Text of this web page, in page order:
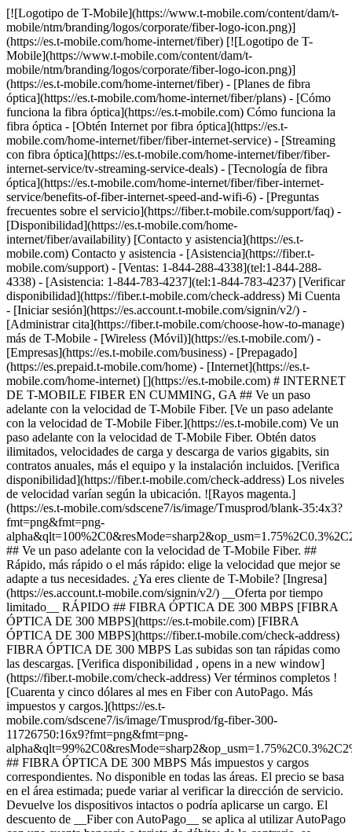
[![Logotipo de T-Mobile](https://www.t-mobile.com/content/dam/t-mobile/ntm/branding/logos/corporate/fiber-logo-icon.png)](https://es.t-mobile.com/home-internet/fiber) [![Logotipo de T-Mobile](https://www.t-mobile.com/content/dam/t-mobile/ntm/branding/logos/corporate/fiber-logo-icon.png)](https://es.t-mobile.com/home-internet/fiber) - [Planes de fibra óptica](https://es.t-mobile.com/home-internet/fiber/plans) - [Cómo funciona la fibra óptica](https://es.t-mobile.com) Cómo funciona la fibra óptica - [Obtén Internet por fibra óptica](https://es.t-mobile.com/home-internet/fiber/fiber-internet-service) - [Streaming con fibra óptica](https://es.t-mobile.com/home-internet/fiber/fiber-internet-service/tv-streaming-service-deals) - [Tecnología de fibra óptica](https://es.t-mobile.com/home-internet/fiber/fiber-internet-service/benefits-of-fiber-internet-speed-and-wifi-6) - [Preguntas frecuentes sobre el servicio](https://fiber.t-mobile.com/support/faq) - [Disponibilidad](https://es.t-mobile.com/home-internet/fiber/availability) [Contacto y asistencia](https://es.t-mobile.com) Contacto y asistencia - [Asistencia](https://fiber.t-mobile.com/support) - [Ventas: 1-844-288-4338](tel:1-844-288-4338) - [Asistencia: 1-844-783-4237](tel:1-844-783-4237) [Verificar disponibilidad](https://fiber.t-mobile.com/check-address) Mi Cuenta - [Iniciar sesión](https://es.account.t-mobile.com/signin/v2/) - [Administrar cita](https://fiber.t-mobile.com/choose-how-to-manage) más de T-Mobile - [Wireless (Móvil)](https://es.t-mobile.com/) - [Empresas](https://es.t-mobile.com/business) - [Prepagado](https://es.prepaid.t-mobile.com/home) - [Internet](https://es.t-mobile.com/home-internet) [](https://es.t-mobile.com) # INTERNET DE T-MOBILE FIBER EN CUMMING, GA ## Ve un paso adelante con la velocidad de T-Mobile Fiber. [Ve un paso adelante con la velocidad de T-Mobile Fiber.](https://es.t-mobile.com) Ve un paso adelante con la velocidad de T-Mobile Fiber. Obtén datos ilimitados, velocidades de carga y descarga de varios gigabits, sin contratos anuales, más el equipo y la instalación incluidos. [Verifica disponibilidad](https://fiber.t-mobile.com/check-address) Los niveles de velocidad varían según la ubicación. ![Rayos magenta.](https://es.t-mobile.com/sdscene7/is/image/Tmusprod/blank-35:4x3?fmt=png&fmt=png-alpha&qlt=100%2C0&resMode=sharp2&op_usm=1.75%2C0.3%2C2%2C0) ## Ve un paso adelante con la velocidad de T-Mobile Fiber. ## Rápido, más rápido o el más rápido: elige la velocidad que mejor se adapte a tus necesidades. ¿Ya eres cliente de T-Mobile? [Ingresa](https://es.account.t-mobile.com/signin/v2/) __Oferta por tiempo limitado__ RÁPIDO ## FIBRA ÓPTICA DE 300 MBPS [FIBRA ÓPTICA DE 300 MBPS](https://es.t-mobile.com) [FIBRA ÓPTICA DE 300 MBPS](https://fiber.t-mobile.com/check-address) FIBRA ÓPTICA DE 300 MBPS Las subidas son tan rápidas como las descargas. [Verifica disponibilidad , opens in a new window](https://fiber.t-mobile.com/check-address) Ver términos completos ![Cuarenta y cinco dólares al mes en Fiber con AutoPago. Más impuestos y cargos.](https://es.t-mobile.com/sdscene7/is/image/Tmusprod/fg-fiber-300-11726750:16x9?fmt=png&fmt=png-alpha&qlt=99%2C0&resMode=sharp2&op_usm=1.75%2C0.3%2C2%2C0) ## FIBRA ÓPTICA DE 300 MBPS Más impuestos y cargos correspondientes. No disponible en todas las áreas. El precio se basa en el área estimada; puede variar al verificar la dirección de servicio. Devuelve los dispositivos intactos o podría aplicarse un cargo. El descuento de __Fiber con AutoPago__ se aplica al utilizar AutoPago con una cuenta bancaria o tarjeta de débito; de lo contrario, se aplicará un cargo de $10 más por línea al mes. Es posible que no se vea reflejado en la primera factura. - ### Funciones y beneficios 100% Internet de fibra óptica Datos ilimitados Enrutador wifi incluido Instalación Incluida Beneficios exclusivos con T-Mobile Tuesdays Obtén un descuento de $10 (se muestra) al inscribirte en AutoPago de Fiber __Obtén un mes por cuenta nuestra__ LA MÁS RÁPIDA ## FIBER 1 GIG [FIBER 1 GIG](https://es.t-mobile.com) [FIBER 1 GIG](https://fiber.t-mobile.com/check-address) FIBER 1 GIG Obtén aún más velocidad y rendimiento en más lugares. [Verifica disponibilidad , opens in a new window](https://fiber.t-mobile.com/check-address) __Mes por cuenta nuestra:__ pasados los primeros 30 días, el plan se renueva automáticamente a la tarifa habitual ($70/mes por 1 Giga), más impuestos y cargos. Ver términos completos ![Sesenta dólares al mes con AutoPago de Fiber; más impuestos y cargos. $70/mes sin el descuento.](https://es.t-mobile.com/sdscene7/is/image/Tmusprod/fg-fiber-1-gig-11726750:16x9?fmt=png&fmt=png-alpha&qlt=99%2C0&resMode=sharp2&op_usm=1.75%2C0.3%2C2%2C0) ## FIBER 1 GIG Más impuestos y cargos aplicables. No disponible en todas las áreas. Precios basados ​​en la ubicación estimada; pueden variar según la dirección de servicio verificada. Devuelve cada dispositivo en perfecto estado; de lo contrario, se podría aplicar un cargo. __Extensor wifi mesh:__ Incluye hasta 1 extensores mesh según sea necesario, en función de la evaluación de un instalador profesional. El descuento de __Fiber con AutoPago__ se aplica al utilizar AutoPago con una cuenta bancaria o tarjeta de débito; de lo contrario, se aplicará un cargo de $10 más por línea al mes. Es posible que no se vea reflejado en la primera factura. __Mes por cuenta nuestra:__ oferta por tiempo limitado; sujeta a cambio. Requiere un plan de 1 Giga (o superior). Si se cancelaron líneas en los últimos 90 días, es posible que primero deban reactivarse. Se puede cancelar en cualquier momento. Máximo de 1 por cuenta. No se puede combinar con ciertas ofertas, descuentos o promociones. - ### Funciones y beneficios 100% Internet de fibra óptica Datos ilimitados Enrutador wifi incluido Instalación Incluida Extensor de red wifi según sea necesario Beneficios exclusivos con T-Mobile Tuesdays Obtén un descuento de $10 (se muestra) al inscribirte en AutoPago de Fiber __Obtén un mes por cuenta nuestra + un reembolso de $100__ LA MÁS RÁPIDA ## FIBER 2 GIG [FIBER 2 GIG](https://es.t-mobile.com) [FIBER 2 GIG](https://fiber.t-mobile.com/check-address) FIBER 2 GIG Administra tu trabajo, entretenimiento y más con nuestras velocidades más rápidas y el wifi más potente. [Verifica disponibilidad , opens in a new window](https://fiber.t-mobile.com/check-address) __Mes por cuenta nuestra:__ pasados los primeros 30 días, el plan se renueva automáticamente a la tarifa habitual ($80/mes por 2 Giga), más impuestos y cargos. __$100 de reembolso:__ vía tarjeta virtual de prepago en un plan elegible. Puede demorar 14 semanas después de la instalación. Ver términos completos ![Setenta dólares al mes con AutoPago de Fiber; más impuestos y cargos. $80/mes sin el descuento.](https://es.t-mobile.com/sdscene7/is/image/Tmusprod/fg-fiber-2-gig-11726750:16x9?fmt=png&fmt=png-alpha&qlt=99%2C0&resMode=sharp2&op_usm=1.75%2C0.3%2C2%2C0) ## FIBER 2 GIG Más impuestos y cargos aplicables. No disponible en todas las áreas. Precios basados ​​en la ubicación estimada; pueden variar según la dirección de servicio verificada. Devuelve cada dispositivo sin daños o se podría aplicar un cargo. __Extensor wifi mesh:__ incluye hasta 1 extensores mesh, según sea necesario, en función de la evaluación de un instalador profesional. El descuento en __Fiber por AutoPago__ se aplica al utilizar AutoPago con una cuenta bancaria o tarjeta de débito; de lo contrario, $10 más por línea al mes. Es posible que no se vea reflejado en la primera factura. __$100 de reembolso:__ oferta por tiempo limitado; sujeta a cambio. Requiere activación de nueva línea de Internet Fiber en plan de 2 Gigas. El pedido debe realizarse antes del 8/31/26 y la instalación hasta el 9/30/26. Si se cancelaron líneas de Internet en los últimos 90 días, es posible que deban reactivarse primero. $100 con una tarjeta virtual de prepago Mastercard; para usar por Internet o en tiendas mediante apps móviles de pago aceptadas; __no tiene acceso a dinero en efectivo y vence en 6 meses__. La tarjeta virtual es emitida por Pathward®, N.A., miembro de FDIC, conforme a una licencia de Mastercard International Incorporated. Mastercard y el diseño de los círculos son marcas registradas de Mastercard International Incorporated. No permite acceder a dinero en efectivo ni realizar pagos recurrentes. Puede utilizarse donde se acepten tarjetas de débito Mastercard por Internet, para pedidos por teléfono/correo o en tiendas que acepten billetera móvil. Válido hasta 6 meses; los fondos no utilizados se perderán después de la fecha de vencimiento válida. Se aplican términos y condiciones. La línea con promoción debe estar activa y al corriente cuando la tarjeta sea emitida. Máximo de 1/cuenta. No se puede combinar con ciertas ofertas, descuentos o promociones. __Mes por cuenta nuestra:__ oferta por tiempo limitado; sujeta a cambio. Requiere un plan de 1 Giga (o superior). Si se cancelaron líneas en los últimos 90 días, es posible que primero deban reactivarse. Se puede cancelar en cualquier momento. Máximo de 1 por cuenta. No se puede combinar con ciertas ofertas, descuentos o promociones. - ### Funciones y beneficios 100% Internet de fibra óptica Datos ilimitados Enrutador wifi incluido Instalación Incluida Extensor de red wifi según sea necesario Beneficios exclusivos con T-Mobile Tuesdays Obtén un descuento de $10 (se muestra) al inscribirte en AutoPago de Fiber [Mas info sobre planes , opens in a new window](https://es.t-mobile.com/home-internet/fiber/plans) ## Descubre los beneficios increíbles del servicio de Internet T-Mobile Fiber en Cumming, GA ## Velocidades Gigabit. Velocidades de carga y descarga de varios gigabits. Ver términos completos ![Ícono de velocidades Gigabit](https://es.t-mobile.com/sdscene7/is/image/Tmusprod/Gigabit%20Speeds